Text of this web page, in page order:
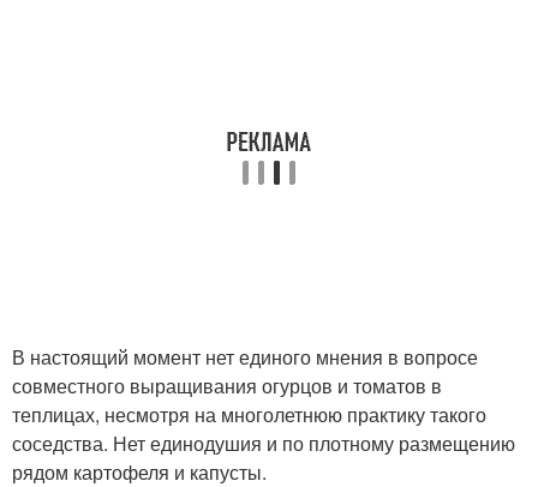
В настоящий момент нет единого мнения в вопросе
совместного выращивания огурцов и томатов в
теплицах, несмотря на многолетнюю практику такого
соседства. Нет единодушия и по плотному размещению
рядом картофеля и капусты.